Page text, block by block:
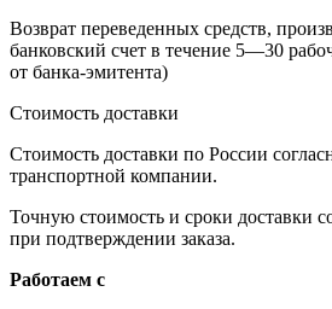
Возврат переведенных средств,
банковский счет в течение 5—30
от банка-эмитента)
Стоимость доставки
Стоимость доставки по России
транспортной компании.
Точную стоимость и сроки доставки
при подтверждении заказа.
Работаем с